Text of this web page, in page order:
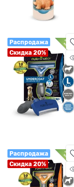
Распродажа
Скидка 20%
Распродажа
Скидка 20%